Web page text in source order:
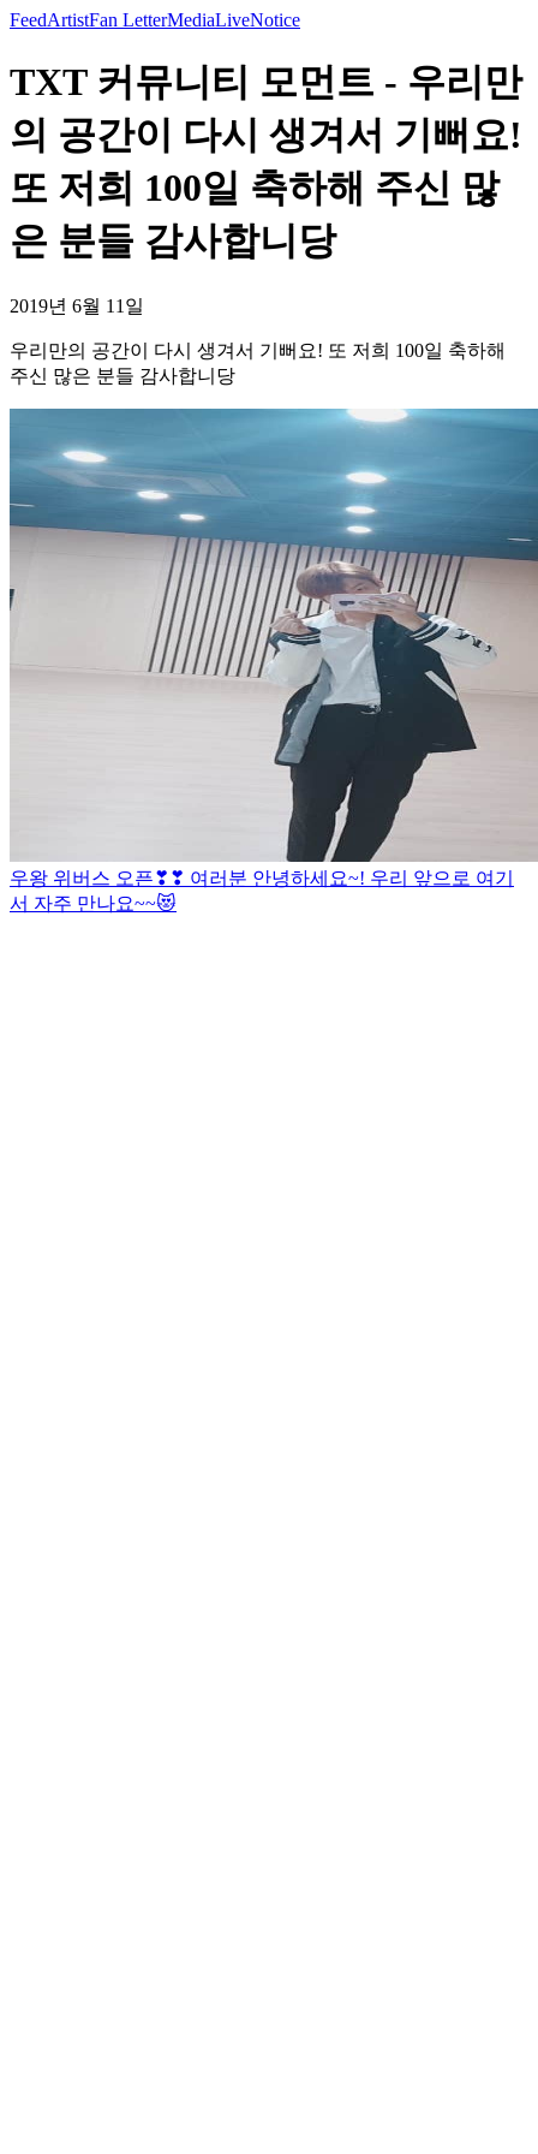
FeedArtistFan LetterMediaLiveNotice
TXT 커뮤니티 모먼트 - 우리만
의 공간이 다시 생겨서 기뻐요!
또 저희 100일 축하해 주신 많
은 분들 감사합니당
2019년 6월 11일
우리만의 공간이 다시 생겨서 기뻐요! 또 저희 100일 축하해
주신 많은 분들 감사합니당
우왕 위버스 오픈❣❣ 여러분 안녕하세요~! 우리 앞으로 여기
서 자주 만나요~~😻